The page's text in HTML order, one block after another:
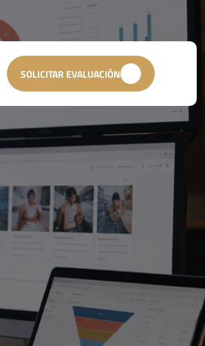
SOLICITAR EVALUACIÓN